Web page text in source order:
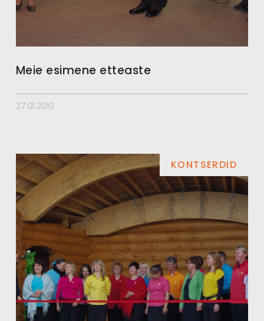
Meie esimene etteaste
27.01.2010
KONTSERDID